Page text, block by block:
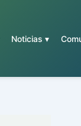
Noticias ▾